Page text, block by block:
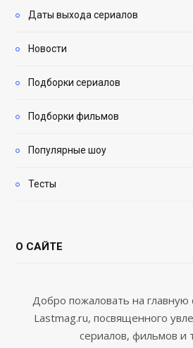
Даты выхода сериалов
Новости
Подборки сериалов
Подборки фильмов
Популярные шоу
Тесты
О САЙТЕ
Добро пожаловать на главную
Lastmag.ru, посвященного
сериалов, фильмов и